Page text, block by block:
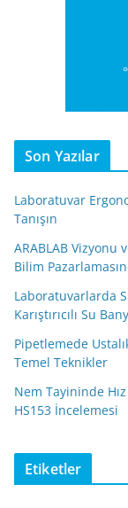
Son Yazılar
Laboratuvar
Tanışın
ARABLAB Vizyonu
Bilim
Laboratuvarlarda
Karıştırıcılı Su
Pipetlemede
Temel Teknikler
Nem Tayininde
HS153 İncelemesi
Etiketler